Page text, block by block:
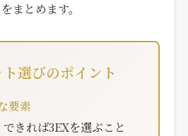
まとめます。
選びのポイント
要素
きれば3EXを選ぶこと